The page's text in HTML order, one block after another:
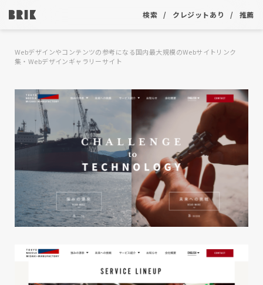
検索 クレジットあり 推薦
Webデザインやコンテンツの参考になる国内最大規模のWebサイトリンク
集・Webデザインギャラリーサイト